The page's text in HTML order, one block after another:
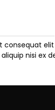
consequat
nisi ex